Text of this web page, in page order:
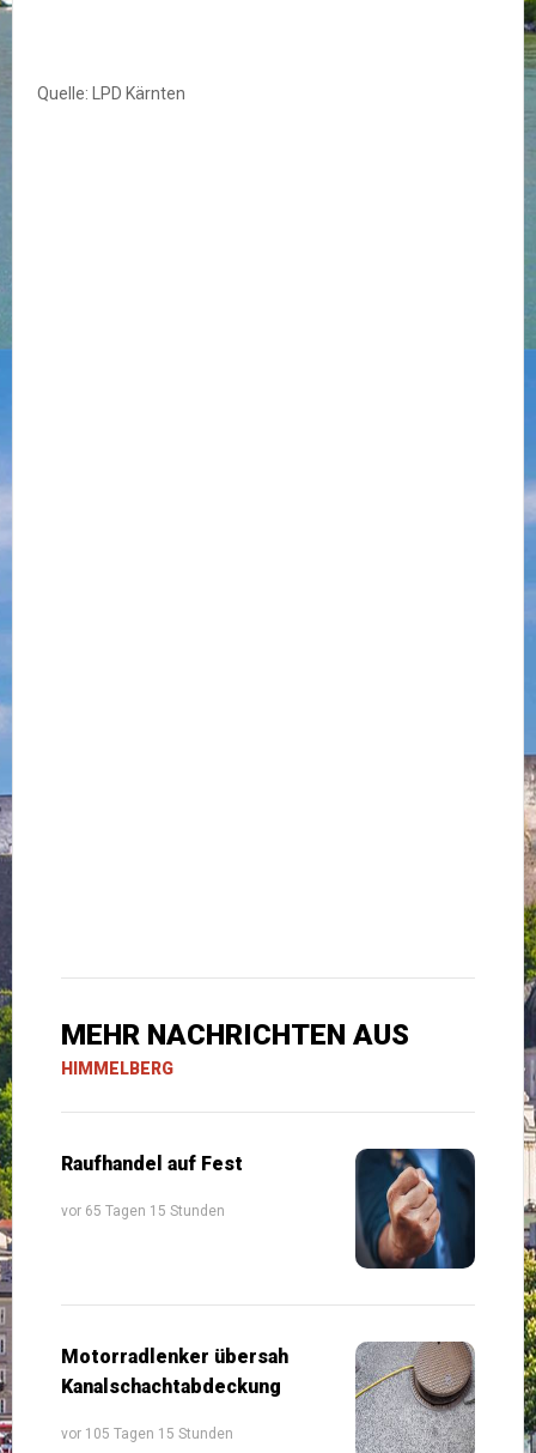
Quelle: LPD Kärnten
MEHR NACHRICHTEN AUS
HIMMELBERG
Raufhandel auf Fest
vor 65 Tagen 15 Stunden
Motorradlenker übersah
Kanalschachtabdeckung
vor 105 Tagen 15 Stunden